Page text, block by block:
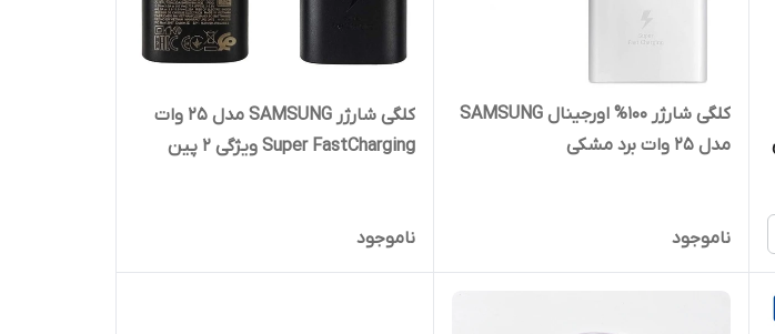
کلگی شارژر 100% اورجینال SAMSUNG
مدل 25 وات برد مشکی
ناموجود
کلگی شارژر SAMSUNG مدل 25 وات
Super FastCharging ویژگی 2 پین
ناموجود